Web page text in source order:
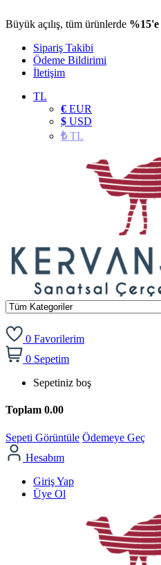
Büyük açılış, tüm ürünlerde %15'e
Sipariş Takibi
Ödeme Bildirimi
İletişim
TL
€ EUR
$ USD
₺TL
0 Favorilerim
0 Sepetim
Sepetiniz boş
Toplam 0.00
Sepeti Görüntüle Ödemeye Geç
Hesabım
Giriş Yap
Üye Ol